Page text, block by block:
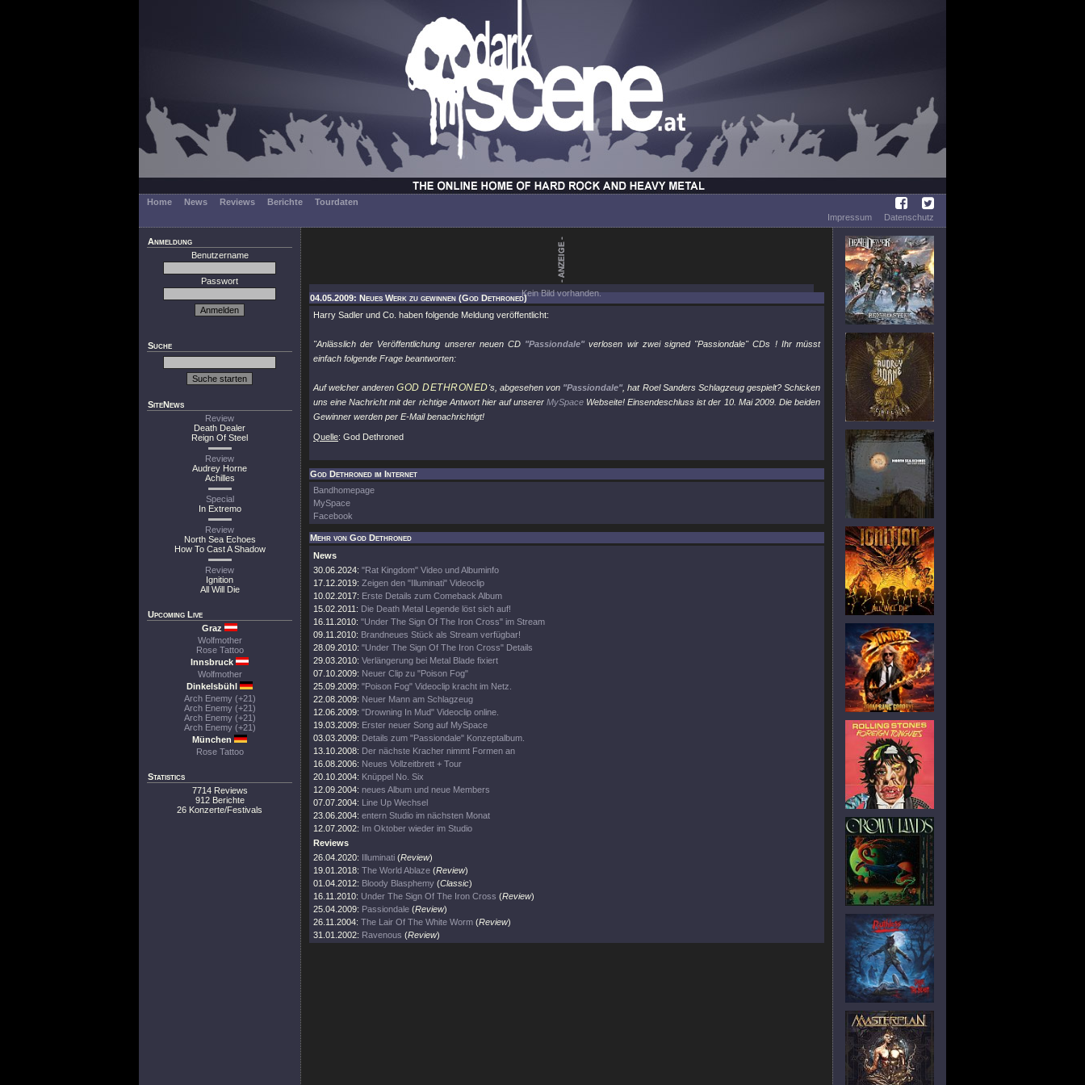
Home News Reviews Berichte
Tourdaten
Impressum
Datenschutz
Anmeldung
Benutzername
Passwort
Suche
SiteNews
Review
Death Dealer
Reign Of Steel
Review
Audrey Horne
Achilles
Special
In Extremo
Review
North Sea Echoes
How To Cast A Shadow
Review
Ignition
All Will Die
Upcoming Live
Graz
Wolfmother
Rose Tattoo
Innsbruck
Wolfmother
Dinkelsbühl
Arch Enemy (+21)
Arch Enemy (+21)
Arch Enemy (+21)
Arch Enemy (+21)
München
Rose Tattoo
Statistics
7714 Reviews
912 Berichte
26 Konzerte/Festivals
Kein Bild vorhanden.
04.05.2009: Neues Werk zu gewinnen (God Dethroned)
Harry Sadler und Co. haben folgende Meldung veröffentlicht:
"Anlässlich der Veröffentlichung unserer neuen CD "Passiondale" verlosen wir zwei signed "Passiondale" CDs ! Ihr müsst
einfach folgende Frage beantworten:
Auf welcher anderenGOD DETHRONED's, abgesehen von "Passiondale" , hat Roel Sanders Schlagzeug gespielt? Schicken
uns eine Nachricht mit der richtige Antwort hier auf unsererMySpace Webseite! Einsendeschluss ist der 10. Mai 2009. Die beiden
Gewinner werden per E-Mail benachrichtigt!
Quelle: God Dethroned
God Dethroned im Internet
Bandhomepage
MySpace
Facebook
Mehr von God Dethroned
News
30.06.2024: "Rat Kingdom" Video und Albuminfo
17.12.2019: Zeigen den "Illuminati" Videoclip
10.02.2017: Erste Details zum Comeback Album
15.02.2011: Die Death Metal Legende löst sich auf!
16.11.2010: "Under The Sign Of The Iron Cross" im Stream
09.11.2010: Brandneues Stück als Stream verfügbar!
28.09.2010: "Under The Sign Of The Iron Cross" Details
29.03.2010: Verlängerung bei Metal Blade fixiert
07.10.2009: Neuer Clip zu "Poison Fog"
25.09.2009: "Poison Fog" Videoclip kracht im Netz.
22.08.2009: Neuer Mann am Schlagzeug
12.06.2009: "Drowning In Mud" Videoclip online.
19.03.2009: Erster neuer Song auf MySpace
03.03.2009: Details zum "Passiondale" Konzeptalbum.
13.10.2008: Der nächste Kracher nimmt Formen an
16.08.2006: Neues Vollzeitbrett + Tour
20.10.2004: Knüppel No. Six
12.09.2004: neues Album und neue Members
07.07.2004: Line Up Wechsel
23.06.2004: entern Studio im nächsten Monat
12.07.2002: Im Oktober wieder im Studio
Reviews
26.04.2020: Illuminati (Review)
19.01.2018: The World Ablaze (Review)
01.04.2012: Bloody Blasphemy (Classic)
16.11.2010: Under The Sign Of The Iron Cross (Review)
25.04.2009: Passiondale (Review)
26.11.2004: The Lair Of The White Worm (Review)
31.01.2002: Ravenous (Review)